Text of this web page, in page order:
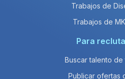
Trabajos de
Trabajos de
Para
Buscar talento
Publicar ofertas